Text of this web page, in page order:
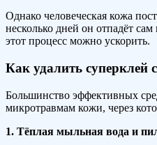
Однако человеческая кожа
несколько дней он отпадёт
этот процесс можно ускорить.
Как удалить суперклей
Большинство эффективных
микротравмам кожи, через
1. Тёплая мыльная вода и